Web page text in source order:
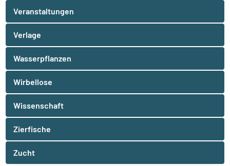
Veranstaltungen
Verlage
Wasserpflanzen
Wirbellose
Wissenschaft
Zierfische
Zucht